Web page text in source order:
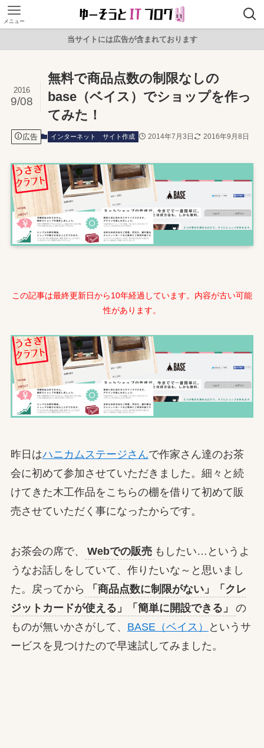
メニュー
当サイトには広告が含まれております
無料で商品点数の制限なしの
base（ベイス）でショップを作っ
てみた！
2016
9/08
広告 インターネット サイト作成 2014年7月3日 2016年9月8日
この記事は最終更新日から10年経過しています。内容が古い可能
性があります。
昨日はハニカムステージさんで作家さん達のお茶
会に初めて参加させていただきました。細々と続
けてきた木工作品をこちらの棚を借りて初めて販
売させていただく事になったからです。
お茶会の席で、 Webでの販売 もしたい…というよ
うなお話しをしていて、作りたいな～と思いまし
た。戻ってから
「商品点数に制限がない」「クレ
ジットカードが使える」「簡単に開設できる」
の
ものが無いかさがして、 BASE（ベイス）
というサ
ービスを見つけたので早速試してみました。